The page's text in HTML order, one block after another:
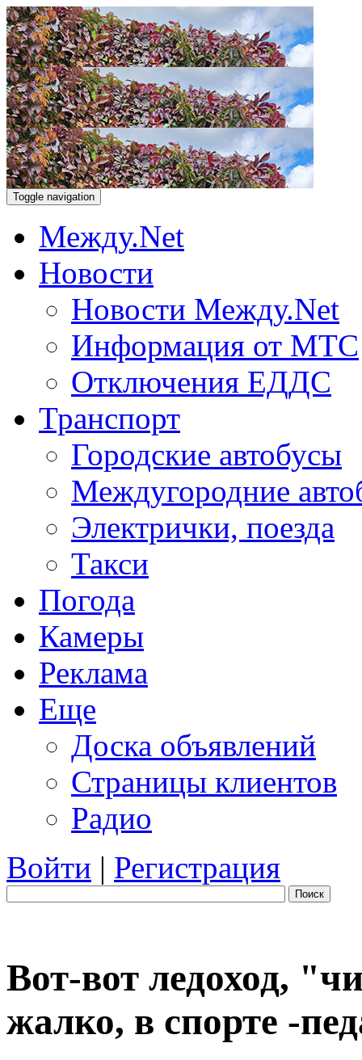
Toggle navigation
Между.Net
Новости
Новости Между.Net
Информация от МТС
Отключения ЕДДС
Транспорт
Городские автобусы
Междугородние
Электрички, поезда
Такси
Погода
Камеры
Реклама
Еще
Доска объявлений
Страницы клиентов
Радио
Войти | Регистрация
Поиск
Вот-вот ледоход,
жалко, в спорте -